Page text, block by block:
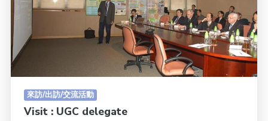
來訪/出訪/交流活動
Visit : UGC delegate